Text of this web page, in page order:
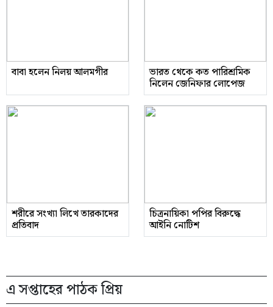
বাবা হলেন নিলয় আলমগীর ভারত থেকে কত পারিশ্রমিক
নিলেন জেনিফার লোপেজ
শরীরে সংখ্যা লিখে তারকাদের
প্রতিবাদ
চিত্রনায়িকা পপির বিরুদ্ধে
আইনি নোটিশ
এ সপ্তাহের পাঠক প্রিয়